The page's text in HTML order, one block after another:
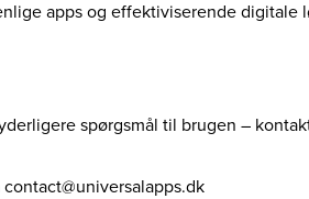
apps og effektiviserende digitale
spørgsmål til brugen –